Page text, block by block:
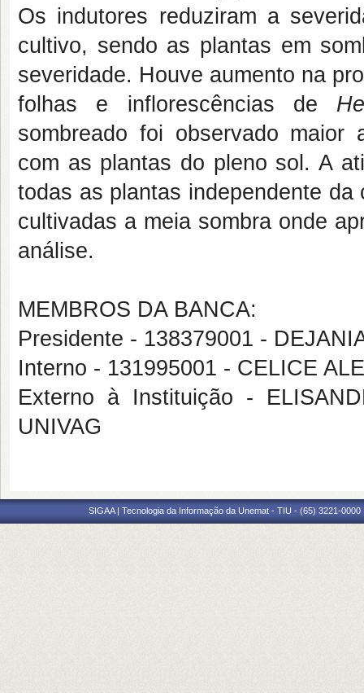
Os indutores reduziram a
cultivo, sendo as plantas em
severidade. Houve aumento na
folhas e inflorescências de
sombreado foi observado maior
com as plantas do pleno sol. A
todas as plantas independente
cultivadas a meia sombra onde
análise.
MEMBROS DA BANCA:
Presidente - 138379001 -
Interno - 131995001 - CELICE
Externo à Instituição -
UNIVAG
SIGAA | Tecnologia da Informação da Unemat - TIU - (65) 3221-